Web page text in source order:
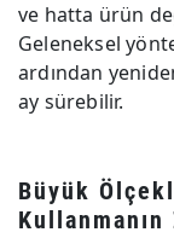
ve hatta ürün
Geleneksel
ardından
ay sürebilir.
Büyük